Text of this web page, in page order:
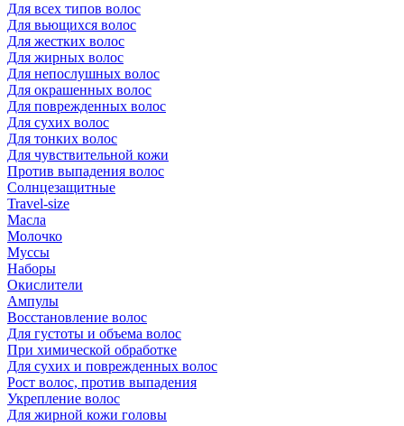
Для всех типов волос
Для вьющихся волос
Для жестких волос
Для жирных волос
Для непослушных волос
Для окрашенных волос
Для поврежденных волос
Для сухих волос
Для тонких волос
Для чувствительной кожи
Против выпадения волос
Солнцезащитные
Travel-size
Масла
Молочко
Муссы
Наборы
Окислители
Ампулы
Восстановление волос
Для густоты и объема волос
При химической обработке
Для сухих и поврежденных волос
Рост волос, против выпадения
Укрепление волос
Для жирной кожи головы